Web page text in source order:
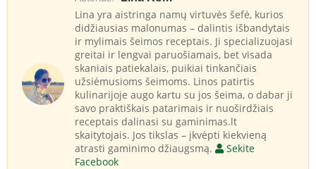
Lina yra aistringa namų virtuvės šefė, kurios
didžiausias malonumas – dalintis išbandytais
ir mylimais šeimos receptais. Ji specializuojasi
greitai ir lengvai paruošiamais, bet visada
skaniais patiekalais, puikiai tinkančiais
užsiėmusioms šeimoms. Linos patirtis
kulinarijoje augo kartu su jos šeima, o dabar ji
savo praktiškais patarimais ir nuoširdžiais
receptais dalinasi su gaminimas.lt
skaitytojais. Jos tikslas – įkvėpti kiekvieną
atrasti gaminimo džiaugsmą.
Sekite
Facebook